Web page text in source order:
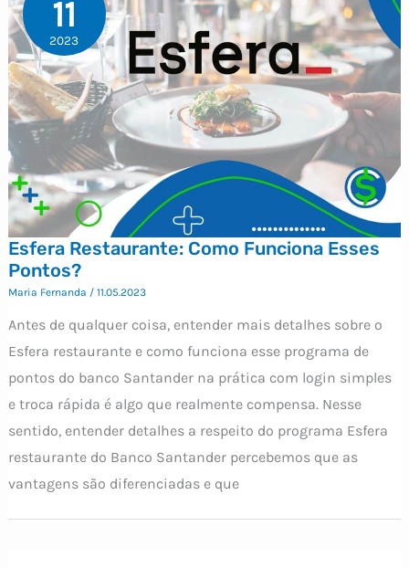
11
2023
Esfera Restaurante: Como Funciona Esses
Pontos?
Maria Fernanda / 11.05.2023
Antes de qualquer coisa, entender mais detalhes sobre o
Esfera restaurante e como funciona esse programa de
pontos do banco Santander na prática com login simples
e troca rápida é algo que realmente compensa. Nesse
sentido, entender detalhes a respeito do programa Esfera
restaurante do Banco Santander percebemos que as
vantagens são diferenciadas e que